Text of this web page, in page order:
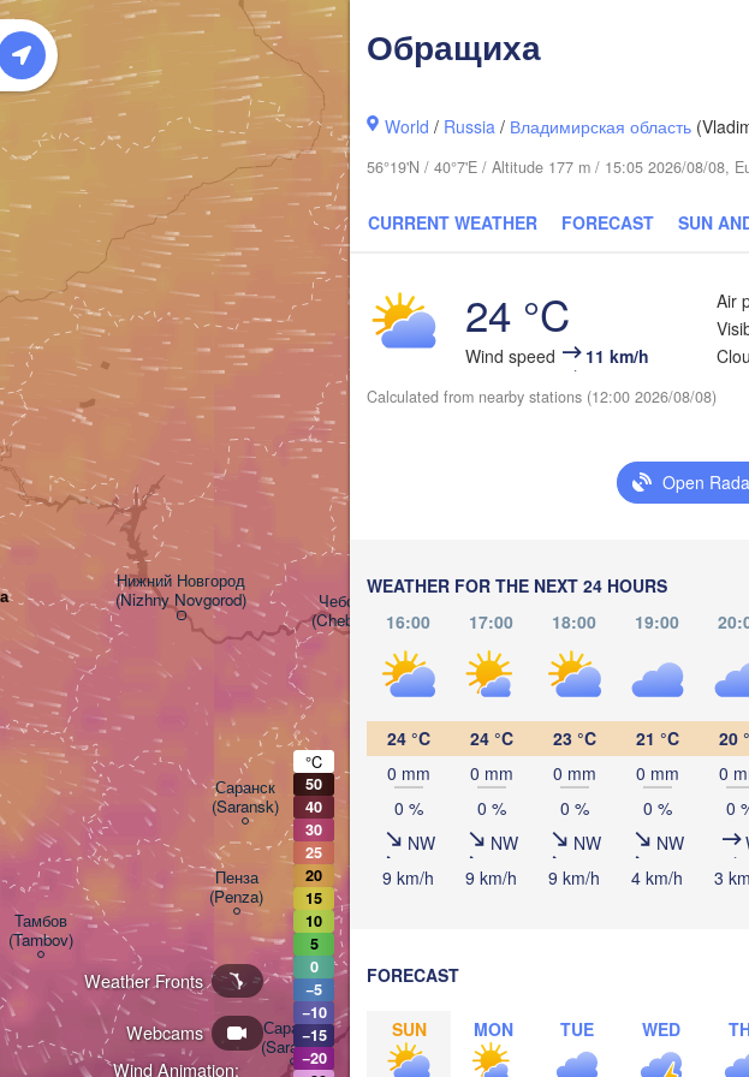
Обращиха
World / Russia / Владимирская область
56°19'N / 40°7'E / Altitude 177 m / 15:05 2026/08/08,
CURRENT WEATHER FORECAST SUN
24 °C
Wind speed 11 km/h
Air
Calculated from nearby stations (12:00 2026/08/08)
Open
WEATHER FOR THE NEXT 24 HOURS
16:00
17:00 18:00 19:00
24 °C
0 mm
0 %
NW
9 km/h
24 °C
0 mm
0 %
NW
9 km/h
23 °C
0 mm
0 %
NW
9 km/h
21 °C
0 mm
0 %
NW
4 km/h
20
0
0
3
FORECAST
SUN MON TUE WED
Wind Animation:
Webcams
Weather Fronts
Нижний Новгород
(Nizhny Novgorod)
Тамбов
(Tambov)
Казань
(Kazan)
Киров
(Kirov)
Чебоксары
(Cheboksary)
Самара
Саратов
(Saratov)
Ульяновск
(Ul'yanovsk)
(Naberezhnye Chelny)
Пенза
(Penza)
Балаково
Саранск
(Saransk)
Орал
°C
50
40
30
25
20
15
10
5
0
−5
−10
−15
−20